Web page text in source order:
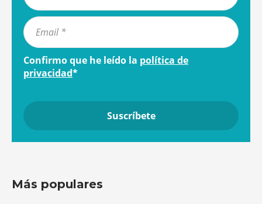
Confirmo que he leído la política de
privacidad*
Más populares